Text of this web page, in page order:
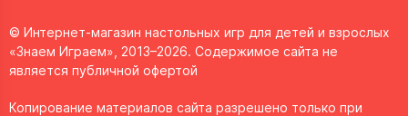
© Интернет-магазин настольных игр для детей и взрослых
«Знаем Играем», 2013–2026. Содержимое сайта не
является публичной офертой
Копирование материалов сайта разрешено только при